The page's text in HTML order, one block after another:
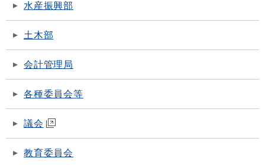
水産振興部
土木部
会計管理局
各種委員会等
議会
教育委員会